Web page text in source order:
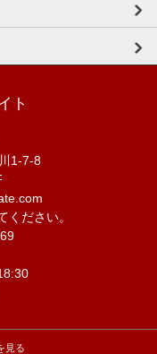
ト
1-7-8
ださい。
見る